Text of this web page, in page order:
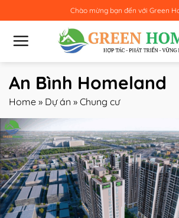
qua
Chào mừng bạn đến với Green
An Bình Homeland
Home » Dự án » Chung cư